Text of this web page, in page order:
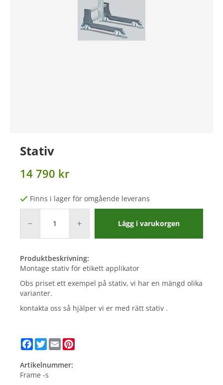
Stativ
14 790 kr
Finns i lager för omgående leverans
Lägg i varukorgen
Produktbeskrivning:
Montage stativ för etikett applikator
Obs priset ett exempel på stativ, vi har en mängd olika
varianter.
kontakta oss så hjälper vi er med rätt stativ .
Facebook
Twitter
Email
Artikelnummer:
Frame -s